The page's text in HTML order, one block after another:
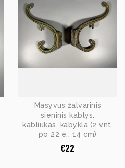
Masyvus žalvarinis
sieninis kablys.
kabliukas, kabykla (2 vnt.
po 22 e., 14 cm)
€22